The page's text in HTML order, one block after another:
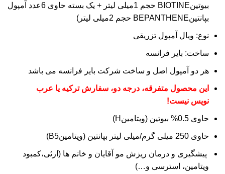
بیوتینBIOTINE حجم 1میلی لیتر + یک بسته حاوی 6عدد آمپول
بپانتینBEPANTHENE حجم 2میلی لیتر)
نوع: ویال آمپول تزریقی
ساخت: بایر فرانسه
هر دو آمپول اصل و ساخت شرکت بایر فرانسه می باشد
این محصول متفرقه، درجه دو، سفارش ترکیه یا عرب
نویس نیست!
حاوی 0.5% بیوتین (ویتامینH)
حاوی 250 میلی گرم/میلی لیتر بپانتین (ویتامینB5)
پیشگیری و درمان ریزش مو آقایان و خانم ها (ارثی،کمبود
ویتامین، استرسی و…)